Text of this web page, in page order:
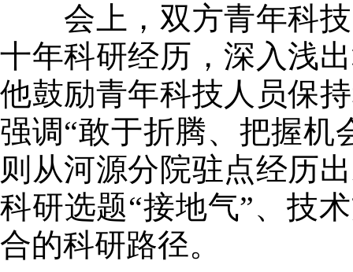
会上，双方青年科技
十年科研经历，深入浅
他鼓励青年科技人员保
强调“敢于折腾、把握机
则从河源分院驻点经历
科研选题“接地气”、技
合的科研路径。